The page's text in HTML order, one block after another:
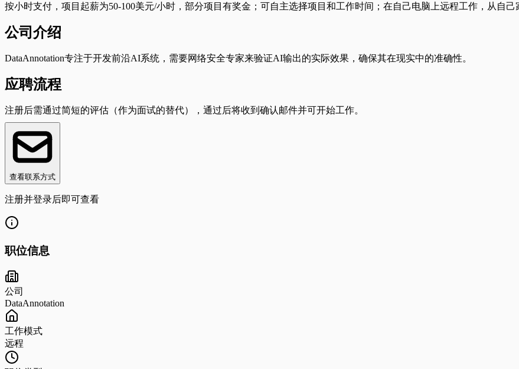
按小时支付，项目起薪为50-100美元/小时，部分项目有奖金；可自主选择项目和工作时间；在自己电脑上远程工作，从自己
公司介绍
DataAnnotation专注于开发前沿AI系统，需要网络安全专家来验证AI输出的实际效果，确保其在现实中的准确性。
应聘流程
注册后需通过简短的评估（作为面试的替代），通过后将收到确认邮件并可开始工作。
查看联系方式
注册并登录后即可查看
职位信息
公司
DataAnnotation
工作模式
远程